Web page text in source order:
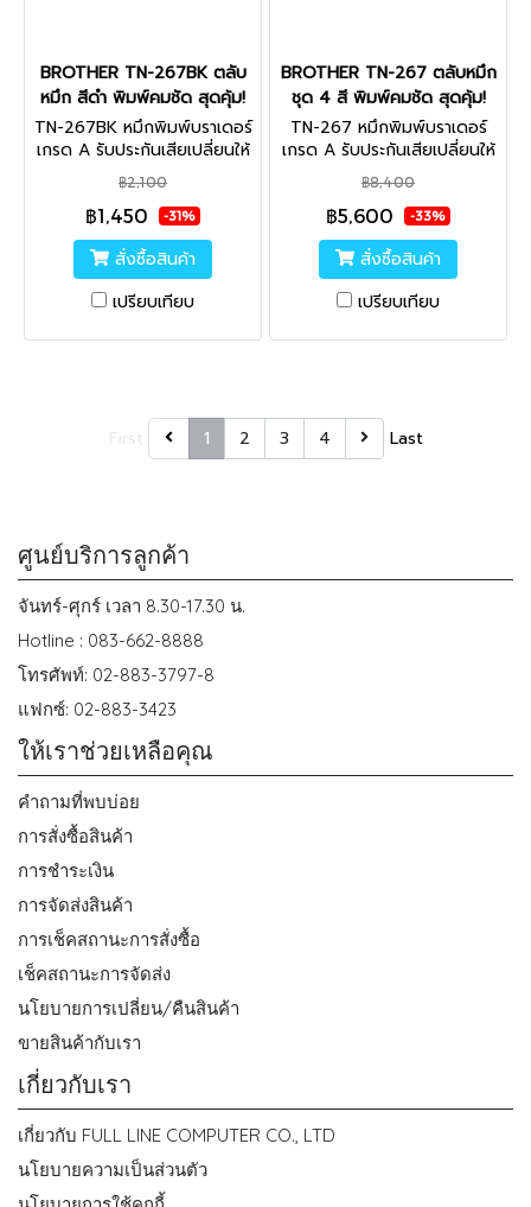
BROTHER TN-267BK ตลับ
หมึก สีดำ พิมพ์คมชัด สุดคุ้ม!
TN-267BK หมึกพิมพ์บราเดอร์
เกรด A รับประกันเสียเปลี่ยนให้
ใหม่ ไม่พอใจยินดีคืนเงิน
คุณภาพสูง นำเข้าจากญี่ปุ่น ไม่
ส่งผลเสียต่อเครื่องพิมพ์ ใช้ได้
จริง
฿2,100
฿1,450 -31%
สั่งซื้อสินค้า
เปรียบเทียบ
BROTHER TN-267 ตลับหมึก
ชุด 4 สี พิมพ์คมชัด สุดคุ้ม!
TN-267 หมึกพิมพ์บราเดอร์
เกรด A รับประกันเสียเปลี่ยนให้
ใหม่ ไม่พอใจยินดีคืนเงิน
คุณภาพสูง นำเข้าจากญี่ปุ่น ไม่
ส่งผลเสียต่อเครื่องพิมพ์ ใช้ได้
จริง
฿8,400
฿5,600 -33%
สั่งซื้อสินค้า
เปรียบเทียบ
1 2 3 4 Last
ศูนย์บริการลูกค้า
จันทร์-ศุกร์ เวลา 8.30-17.30 น.
Hotline : 083-662-8888
โทรศัพท์: 02-883-3797-8
แฟกซ์: 02-883-3423
ให้เราช่วยเหลือคุณ
คำถามที่พบบ่อย
การสั่งซื้อสินค้า
การชำระเงิน
การจัดส่งสินค้า
การเช็คสถานะการสั่งซื้อ
เช็คสถานะการจัดส่ง
นโยบายการเปลี่ยน/คืนสินค้า
ขายสินค้ากับเรา
เกี่ยวกับเรา
เกี่ยวกับ FULL LINE COMPUTER CO., LTD
นโยบายความเป็นส่วนตัว